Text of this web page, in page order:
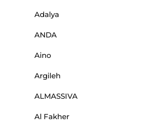
Adalya
ANDA
Aino
Argileh
ALMASSIVA
Al Fakher